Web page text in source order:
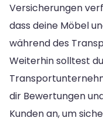
Versicherungen
dass deine Möbel
während des
Weiterhin solltest
dir Bewertungen
Kunden an, um